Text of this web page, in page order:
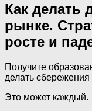
Как делать
рынке.
росте и
Получите
делать
Это может каждый.